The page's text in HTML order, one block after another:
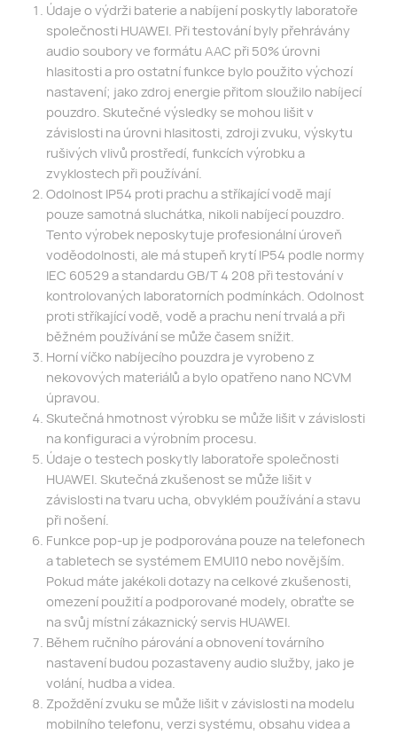
Údaje o výdrži baterie a nabíjení poskytly laboratoře
společnosti HUAWEI. Při testování byly přehrávány
audio soubory ve formátu AAC při 50% úrovni
hlasitosti a pro ostatní funkce bylo použito výchozí
nastavení; jako zdroj energie přitom sloužilo nabíjecí
pouzdro. Skutečné výsledky se mohou lišit v
závislosti na úrovni hlasitosti, zdroji zvuku, výskytu
rušivých vlivů prostředí, funkcích výrobku a
zvyklostech při používání.
Odolnost IP54 proti prachu a stříkající vodě mají
pouze samotná sluchátka, nikoli nabíjecí pouzdro.
Tento výrobek neposkytuje profesionální úroveň
voděodolnosti, ale má stupeň krytí IP54 podle normy
IEC 60529 a standardu GB/T 4 208 při testování v
kontrolovaných laboratorních podmínkách. Odolnost
proti stříkající vodě, vodě a prachu není trvalá a při
běžném používání se může časem snížit.
Horní víčko nabíjecího pouzdra je vyrobeno z
nekovových materiálů a bylo opatřeno nano NCVM
úpravou.
Skutečná hmotnost výrobku se může lišit v závislosti
na konfiguraci a výrobním procesu.
Údaje o testech poskytly laboratoře společnosti
HUAWEI. Skutečná zkušenost se může lišit v
závislosti na tvaru ucha, obvyklém používání a stavu
při nošení.
Funkce pop-up je podporována pouze na telefonech
a tabletech se systémem EMUI10 nebo novějším.
Pokud máte jakékoli dotazy na celkové zkušenosti,
omezení použití a podporované modely, obraťte se
na svůj místní zákaznický servis HUAWEI.
Během ručního párování a obnovení továrního
nastavení budou pozastaveny audio služby, jako je
volání, hudba a videa.
Zpoždění zvuku se může lišit v závislosti na modelu
mobilního telefonu, verzi systému, obsahu videa a